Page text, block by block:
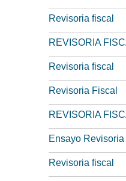
Revisoria fiscal
REVISORIA
Revisoria fiscal
Revisoria Fiscal
REVISORIA
Ensayo Revisoria
Revisoria fiscal